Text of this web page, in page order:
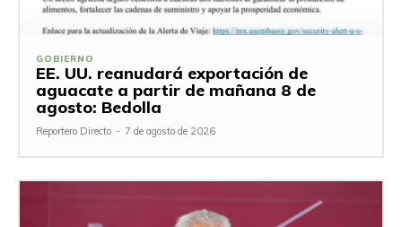
GOBIERNO
EE. UU. reanudará exportación de
aguacate a partir de mañana 8 de
agosto: Bedolla
Reportero Directo - 7 de agosto de 2026